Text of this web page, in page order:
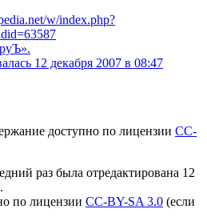
w/index.php?
12 декабря 2007 в 08:47
доступно по лицензии CC-
раз была отредактирована 12
по лицензии CC-BY-SA 3.0 (если